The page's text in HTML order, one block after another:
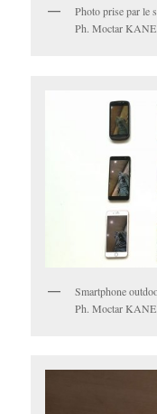
Photo prise par le
Ph. Moctar KANE.
Smartphone
Ph. Moctar KANE.